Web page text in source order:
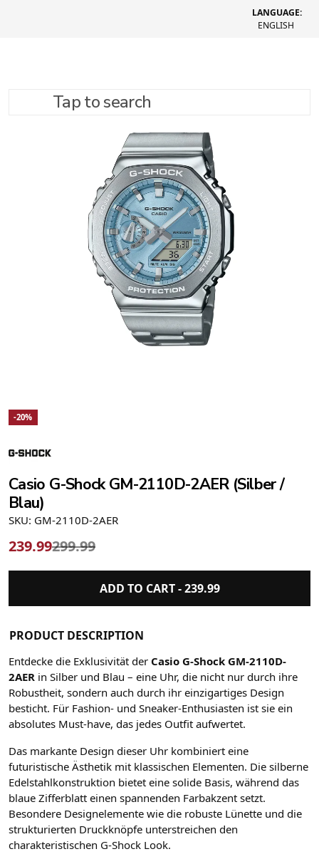
LANGUAGE:
ENGLISH
Tap to search
-20%
Casio G-Shock GM-2110D-2AER (Silber /
Blau)
SKU: GM-2110D-2AER
239.99299.99
ADD TO CART -239.99
PRODUCT DESCRIPTION
Entdecke die Exklusivität der Casio G-Shock GM-2110D-
2AER in Silber und Blau – eine Uhr, die nicht nur durch ihre
Robustheit, sondern auch durch ihr einzigartiges Design
besticht. Für Fashion- und Sneaker-Enthusiasten ist sie ein
absolutes Must-have, das jedes Outfit aufwertet.
Das markante Design dieser Uhr kombiniert eine
futuristische Ästhetik mit klassischen Elementen. Die silberne
Edelstahlkonstruktion bietet eine solide Basis, während das
blaue Zifferblatt einen spannenden Farbakzent setzt.
Besondere Designelemente wie die robuste Lünette und die
strukturierten Druckknöpfe unterstreichen den
charakteristischen G-Shock Look.